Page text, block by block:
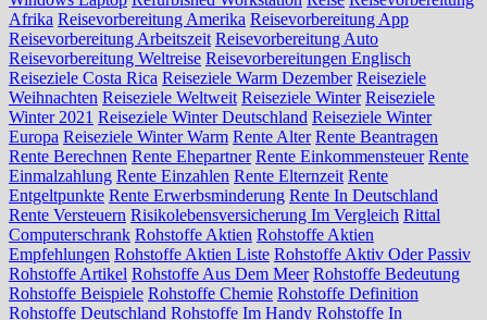
Afrika Reisevorbereitung Amerika Reisevorbereitung App
Reisevorbereitung Arbeitszeit Reisevorbereitung Auto
Reisevorbereitung Weltreise Reisevorbereitungen Englisch
Reiseziele Costa Rica Reiseziele Warm Dezember Reiseziele
Weihnachten Reiseziele Weltweit Reiseziele Winter Reiseziele
Winter 2021 Reiseziele Winter Deutschland Reiseziele Winter
Europa Reiseziele Winter Warm Rente Alter Rente Beantragen
Rente Berechnen Rente Ehepartner Rente Einkommensteuer Rente
Einmalzahlung Rente Einzahlen Rente Elternzeit Rente
Entgeltpunkte Rente Erwerbsminderung Rente In Deutschland
Rente Versteuern Risikolebensversicherung Im Vergleich Rittal
Computerschrank Rohstoffe Aktien Rohstoffe Aktien
Empfehlungen Rohstoffe Aktien Liste Rohstoffe Aktiv Oder Passiv
Rohstoffe Artikel Rohstoffe Aus Dem Meer Rohstoffe Bedeutung
Rohstoffe Beispiele Rohstoffe Chemie Rohstoffe Definition
Rohstoffe Deutschland Rohstoffe Im Handy Rohstoffe In